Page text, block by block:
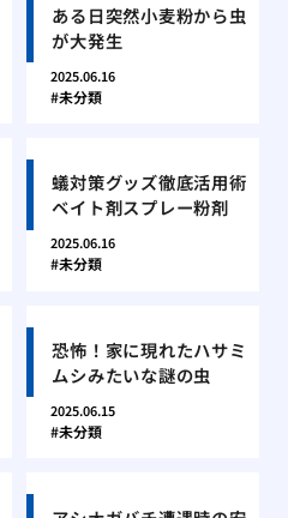
ある日突然小麦粉から虫
が大発生
2025.06.16
未分類
蟻対策グッズ徹底活用術
ベイト剤スプレー粉剤
2025.06.16
未分類
恐怖！家に現れたハサミ
ムシみたいな謎の虫
2025.06.15
未分類